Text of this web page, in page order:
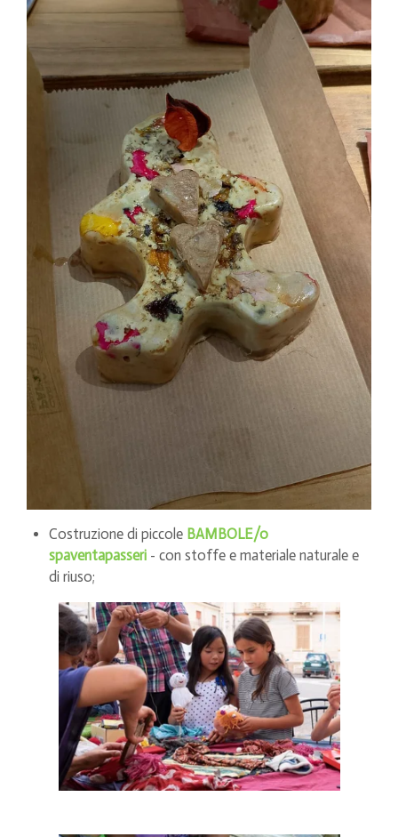
Costruzione di piccole BAMBOLE/o
spaventapasseri- con stoffe e materiale naturale e
di riuso;